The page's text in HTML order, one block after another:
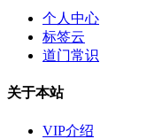
个人中心
标签云
道门常识
关于本站
VIP介绍